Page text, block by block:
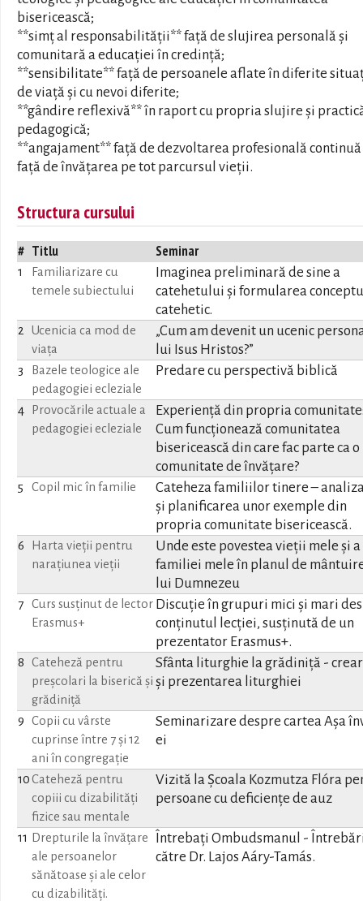
bisericească;
**simț al responsabilității** față de slujirea personală și
comunitară a educației în credință;
**sensibilitate** față de persoanele aflate în diferite
de viață și cu nevoi diferite;
**gândire reflexivă** în raport cu propria slujire și
pedagogică;
**angajament** față de dezvoltarea profesională continuă
față de învățarea pe tot parcursul vieții.
Structura cursului
# Titlu Seminar
1
Familiarizare cu
temele subiectului
Imaginea preliminară de sine a
catehetului și formularea
catehetic.
2
Ucenicia ca mod de
viața
„Cum am devenit un ucenic
lui Isus Hristos?”
3
Bazele teologice ale
pedagogiei ecleziale
Predare cu perspectivă biblică
4
Provocările actuale a
pedagogiei ecleziale
Experiență din propria
Cum funcționează comunitatea
bisericească din care fac parte ca o
comunitate de învățare?
5 Copil mic în familie
Cateheza familiilor tinere –
și planificarea unor exemple din
propria comunitate bisericească.
6
Harta vieții pentru
narațiunea vieții
Unde este povestea vieții mele și a
familiei mele în planul de
lui Dumnezeu
7
Curs susținut de lector
Erasmus+
Discuție în grupuri mici și mari
conținutul lecției, susținută de un
prezentator Erasmus+.
8
Cateheză pentru
preșcolari la biserică și
grădiniță
Sfânta liturghie la grădiniță -
și prezentarea liturghiei
9
Copii cu vârste
cuprinse între 7 și 12
ani în congregație
Seminarizare despre cartea Așa
ei
10Cateheză pentru
copiii cu dizabilități
fizice sau mentale
Vizită la Școala Kozmutza Flóra
persoane cu deficiențe de auz
11
Drepturile la învățare
ale persoanelor
sănătoase și ale celor
cu dizabilități.
Întrebați Ombudsmanul -
către Dr. Lajos Aáry-Tamás.